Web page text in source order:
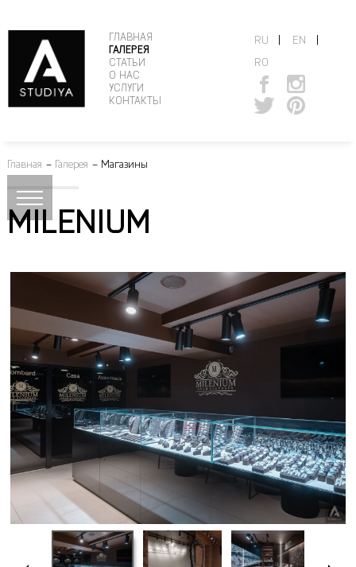
ГЛАВНАЯ
ГАЛЕРЕЯ
СТАТЬИ
О НАС
УСЛУГИ
КОНТАКТЫ
RU | EN |
RO
Главная – Галерея – Магазины
MILENIUM